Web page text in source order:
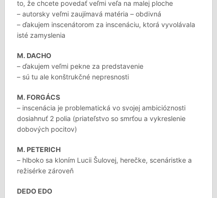
to, že chcete povedať veľmi veľa na malej ploche
– autorsky veľmi zaujímavá matéria – obdivná
– ďakujem inscenátorom za inscenáciu, ktorá vyvolávala
isté zamyslenia
M. DACHO
– ďakujem veľmi pekne za predstavenie
– sú tu ale konštrukčné nepresnosti
M. FORGÁCS
– inscenácia je problematická vo svojej ambicióznosti
dosiahnuť 2 polia (priateľstvo so smrťou a vykreslenie
dobových pocitov)
M. PETERICH
– hlboko sa kloním Lucii Šulovej, herečke, scenáristke a
režisérke zároveň
DEDO EDO